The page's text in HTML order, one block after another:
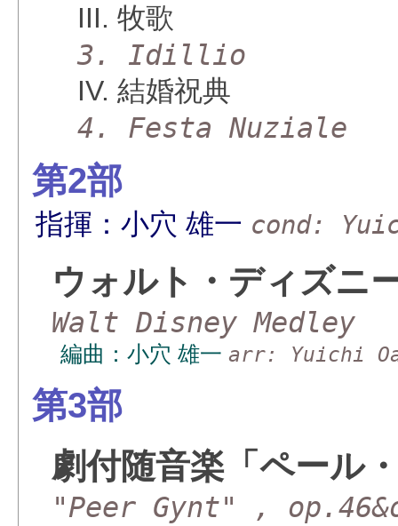
III. 牧歌
3. Idillio
IV. 結婚祝典
4. Festa Nuziale
第2部
指揮：小穴 雄一 cond:
ウォルト・ディズニ
Walt Disney Medley
編曲：小穴 雄一 arr: Yuichi
第3部
劇付随音楽「ペール
"Peer Gynt" ,